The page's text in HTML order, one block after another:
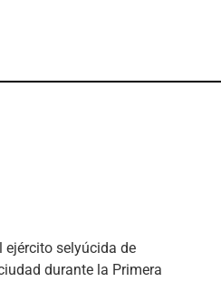
ejército selyúcida de
durante la Primera